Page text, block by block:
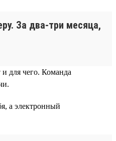
За два-три месяца,
для чего. Команда
а электронный